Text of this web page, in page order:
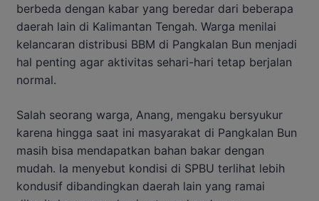
berbeda dengan kabar yang beredar dari beberapa
daerah lain di Kalimantan Tengah. Warga menilai
kelancaran distribusi BBM di Pangkalan Bun menjadi
hal penting agar aktivitas sehari-hari tetap berjalan
normal.
Salah seorang warga, Anang, mengaku bersyukur
karena hingga saat ini masyarakat di Pangkalan Bun
masih bisa mendapatkan bahan bakar dengan
mudah. Ia menyebut kondisi di SPBU terlihat lebih
kondusif dibandingkan daerah lain yang ramai